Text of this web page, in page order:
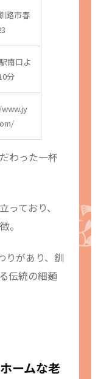
路市春
南口よ
分
わった一杯
っており、
。
りがあり、釧
伝統の細麺
ームな老